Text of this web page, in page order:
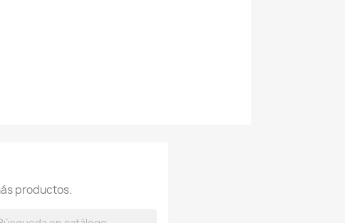
productos.